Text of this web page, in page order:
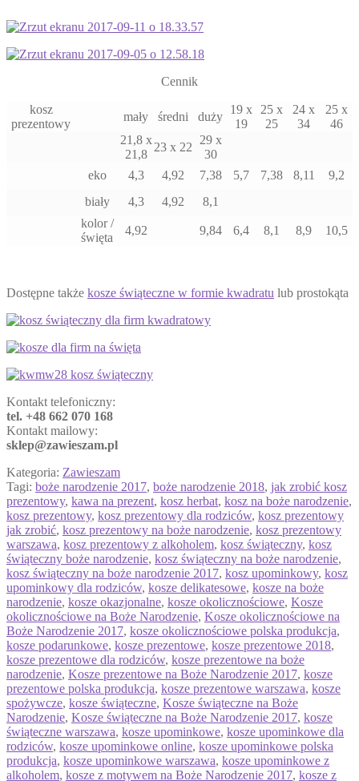
Cennik
kosz
prezentowy
mały średni duży
19 x
19
25 x
25
24 x
34
25 x
46
21,8 x
21,8
23 x 22
29 x
30
eko
4,3 4,92 7,38 5,7 7,38 8,11
9,2
biały
4,3 4,92
8,1
kolor /
święta
4,92 9,84 6,4 8,1 8,9 10,5
Dostępne także kosze świąteczne w formie kwadratu lub prostokąta
Kontakt telefoniczny:
tel. +48 662 070 168
Kontakt mailowy:
sklep@zawieszam.pl
Kategoria: Zawieszam
Tagi: boże narodzenie 2017, boże narodzenie 2018, jak zrobić kosz
prezentowy, kawa na prezent, kosz herbat, kosz na boże narodzenie,
kosz prezentowy, kosz prezentowy dla rodziców, kosz prezentowy
jak zrobić, kosz prezentowy na boże narodzenie, kosz prezentowy
warszawa, kosz prezentowy z alkoholem, kosz świąteczny, kosz
świąteczny boże narodzenie, kosz świąteczny na boże narodzenie,
kosz świąteczny na boże narodzenie 2017, kosz upominkowy, kosz
upominkowy dla rodziców, kosze delikatesowe, kosze na boże
narodzenie, kosze okazjonalne, kosze okolicznościowe, Kosze
okolicznościowe na Boże Narodzenie, Kosze okolicznościowe na
Boże Narodzenie 2017, kosze okolicznościowe polska produkcja,
kosze podarunkowe, kosze prezentowe, kosze prezentowe 2018,
kosze prezentowe dla rodziców, kosze prezentowe na boże
narodzenie, Kosze prezentowe na Boże Narodzenie 2017, kosze
prezentowe polska produkcja, kosze prezentowe warszawa, kosze
spożywcze, kosze świąteczne, Kosze świąteczne na Boże
Narodzenie, Kosze świąteczne na Boże Narodzenie 2017, kosze
świąteczne warszawa, kosze upominkowe, kosze upominkowe dla
rodziców, kosze upominkowe online, kosze upominkowe polska
produkcja, kosze upominkowe warszawa, kosze upominkowe z
alkoholem, kosze z motywem na Boże Narodzenie 2017, kosze z